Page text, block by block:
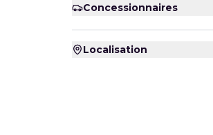
Concessionnaires
Localisation